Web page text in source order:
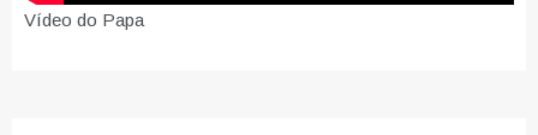
Vídeo do Papa